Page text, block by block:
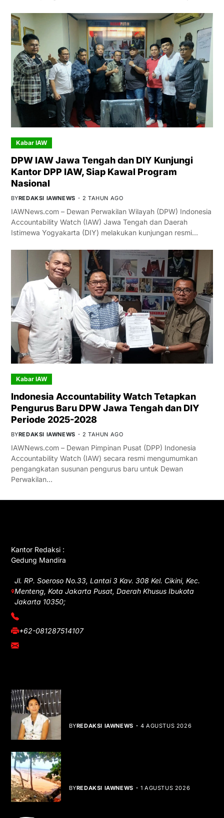
Kabar IAW
DPW IAW Jawa Tengah dan DIY Kunjungi
Kantor DPP IAW, Siap Kawal Program
Nasional
BYREDAKSI IAWNEWS 2 TAHUN AGO
IAWNews.com – Dewan Perwakilan Wilayah (DPW) Indonesia
Accountability Watch (IAW) Jawa Tengah dan Daerah
Istimewa Yogyakarta (DIY) melakukan kunjungan resmi…
Kabar IAW
Indonesia Accountability Watch Tetapkan
Pengurus Baru DPW Jawa Tengah dan DIY
Periode 2025-2028
BYREDAKSI IAWNEWS 2 TAHUN AGO
IAWNews.com – Dewan Pimpinan Pusat (DPP) Indonesia
Accountability Watch (IAW) secara resmi mengumumkan
pengangkatan susunan pengurus baru untuk Dewan
Perwakilan…
Kantor Redaksi :
Gedung Mandira
Jl. RP. Soeroso No.33, Lantai 3 Kav. 308 Kel. Cikini, Kec.
Menteng, Kota Jakarta Pusat, Daerah Khusus Ibukota
Jakarta 10350;
(021) 3908026
+62-081287514107
adm@iawnews.com
BYREDAKSI IAWNEWS 4 AGUSTUS 2026
BYREDAKSI IAWNEWS 1 AGUSTUS 2026